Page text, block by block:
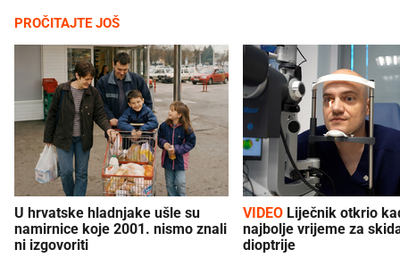
PROČITAJTE JOŠ
U hrvatske hladnjake ušle su
namirnice koje 2001. nismo znali
ni izgovoriti
VIDEO
najbolje vrijeme za
dioptrije